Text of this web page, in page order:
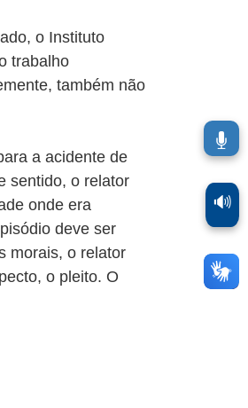
o Instituto
trabalho
também não
a acidente de
sentido, o relator
onde era
deve ser
morais, o relator
o pleito. O
🔊